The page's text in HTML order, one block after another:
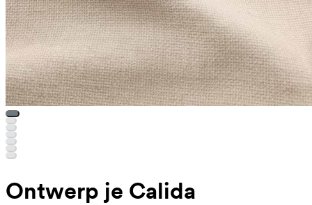
Ontwerp je Calida